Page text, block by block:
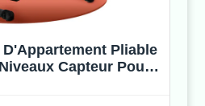
D'Appartement Pliable
Capteur Pouls